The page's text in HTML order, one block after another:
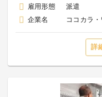
雇用形態
派遣
企業名
ココカラ
詳